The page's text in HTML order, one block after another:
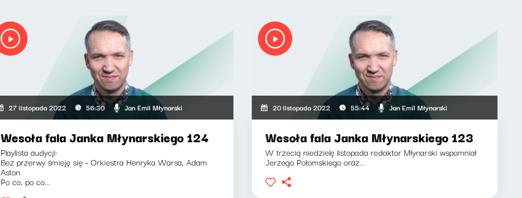
27 listopada 2022 56:30 Jan Emil Młynarski
Wesoła fala Janka Młynarskiego 124
Playlista audycji:
Bez przerwy śmieję się - Orkiestra Henryka Warsa, Adam
Aston
Po co, po co...
20 listopada 2022 55:44 Jan Emil Młynarski
Wesoła fala Janka Młynarskiego 123
W trzecią niedzielę listopada redaktor Młynarski wspomniał
Jerzego Połomskiego oraz...